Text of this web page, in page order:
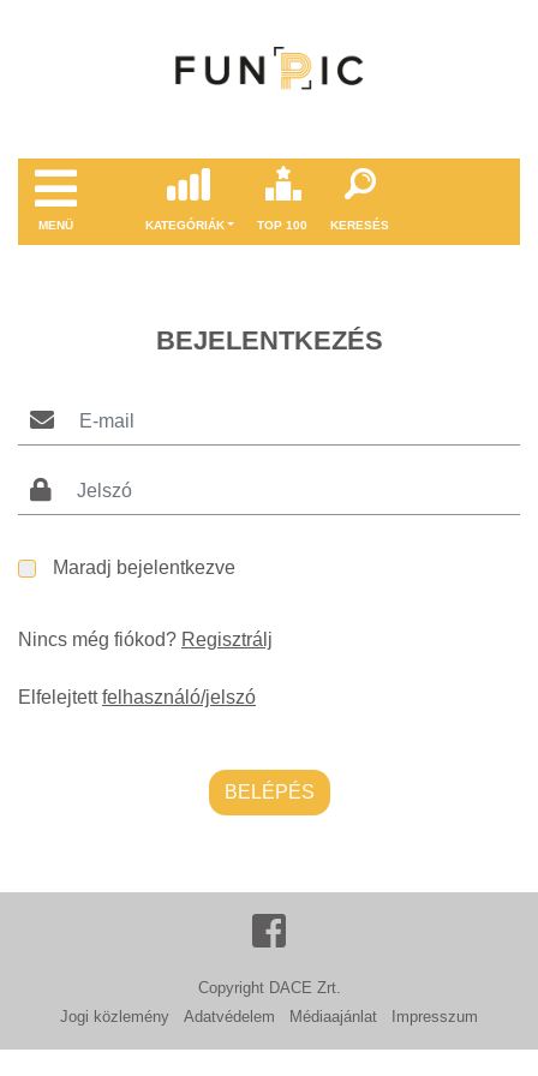
MENÜ KATEGÓRIÁK TOP 100 KERESÉS
BEJELENTKEZÉS
Maradj bejelentkezve
Nincs még fiókod? Regisztrálj
Elfelejtettfelhasználó/jelszó
BELÉPÉS
Copyright DACE Zrt.
Jogi közlemény
Adatvédelem Médiaajánlat Impresszum